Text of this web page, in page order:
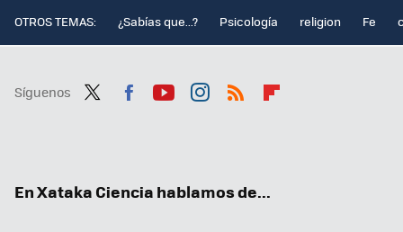
OTROS TEMAS: ¿Sabías que...? Psicología religion Fe
Síguenos
En Xataka Ciencia hablamos de...